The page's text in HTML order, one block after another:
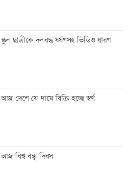
মেসির বাবা মারা গেছেন
বিএনপি গণমাধ্যমের স্বাধীনতায় বিশ্বাস করে:
প্রতিমন্ত্রী টুকু
তিস্তা মহাপরিকল্পনার কাজ শিগগিরই শুরু
হচ্ছে: প্রতিমন্ত্রী ফরহাদ
স্কুল ছাত্রীকে দলবদ্ধ ধর্ষণসহ ভিডিও ধারণ
আজ দেশে যে দামে বিক্রি হচ্ছে স্বর্ণ
আজ বিশ্ব বন্ধু দিবস